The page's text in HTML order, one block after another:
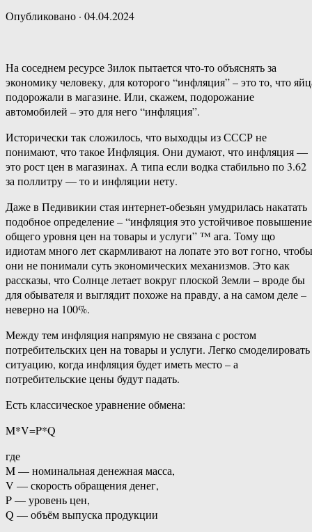
Опубликовано · 04.04.2024
На соседнем ресурсе Зилок пытается что-то объяснять за
экономику человеку, для которого “инфляция” – это то, что
подорожали в магазине. Или, скажем, подорожание
автомобилей – это для него “инфляция”.
Исторически так сложилось, что выходцы из СССР не
понимают, что такое Инфляция. Они думают, что инфляция —
это рост цен в магазинах. А типа если водка стабильно по 3.62
за поллитру — то и инфляции нету.
Даже в Педивикии стая интернет-обезьян умудрилась накатать
подобное определение – “инфляция это устойчивое повышение
общего уровня цен на товары и услуги” ™ ага. Тому що
идиотам много лет скармливают на лопате это вот гогно, чтобы
они не понимали суть экономических механизмов. Это как
рассказы, что Солнце летает вокруг плоской Земли – вроде бы
для обывателя и выглядит похоже на правду, а на самом деле –
неверно на 100%.
Между тем инфляция напрямую не связана с ростом
потребительских цен на товары и услуги. Легко смоделировать
ситуацию, когда инфляция будет иметь место – а
потребительские цены будут падать.
Есть классическое уравнение обмена:
M*V=P*Q
где
M — номинальная денежная масса,
V — скорость обращения денег,
P — уровень цен,
Q — объём выпуска продукции